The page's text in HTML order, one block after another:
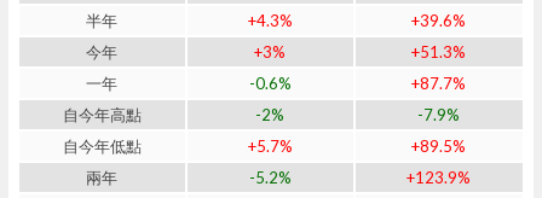
半年
+4.3%
+39.6%
今年
+3%
+51.3%
一年
-0.6%
+87.7%
自今年高點
-2%
-7.9%
自今年低點
+5.7%
+89.5%
兩年
-5.2%
+123.9%